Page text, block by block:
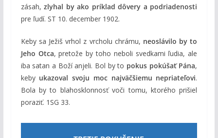
zásah,zlyhal by ako príklad dôvery a podriadenosti
pre ľudí. ST 10. december 1902.
Keby sa Ježiš vrhol z vrcholu chrámu, neoslávilo by to
Jeho Otca, pretože by toho neboli svedkami ľudia, ale
iba satan a Boží anjeli. Bol by to pokus pokúšať Pána,
keby ukazoval svoju moc najväčšiemu nepriateľovi.
Bola by to blahosklonnosť voči tomu, ktorého prišiel
poraziť. 1SG 33.